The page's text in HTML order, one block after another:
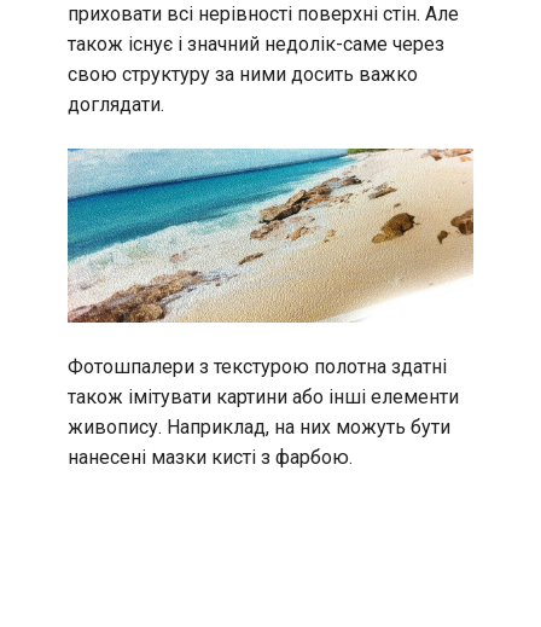
приховати всі нерівності поверхні стін. Але
також існує і значний недолік-саме через
свою структуру за ними досить важко
доглядати.
Фотошпалери з текстурою полотна здатні
також імітувати картини або інші елементи
живопису. Наприклад, на них можуть бути
нанесені мазки кисті з фарбою.